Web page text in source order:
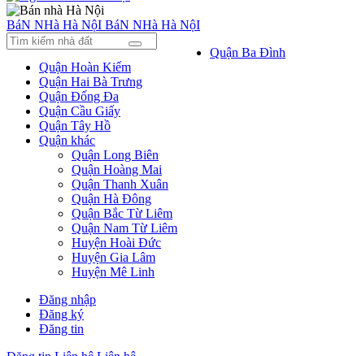
BáN NHà Hà NộI BáN NHà Hà NộI
Quận Ba Đình
Quận Hoàn Kiếm
Quận Hai Bà Trưng
Quận Đống Đa
Quận Cầu Giấy
Quận Tây Hồ
Quận khác
Quận Long Biên
Quận Hoàng Mai
Quận Thanh Xuân
Quận Hà Đông
Quận Bắc Từ Liêm
Quận Nam Từ Liêm
Huyện Hoài Đức
Huyện Gia Lâm
Huyện Mê Linh
Đăng nhập
Đăng ký
Đăng tin